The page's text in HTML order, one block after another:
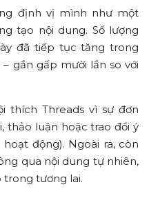
định vị mình như một
tạo nội dung. Số lượng
đã tiếp tục tăng trong
gần gấp mười lần so với
thích Threads vì sự đơn
thảo luận hoặc trao đổi ý
động). Ngoài ra, còn
qua nội dung tự nhiên,
trong tương lai.